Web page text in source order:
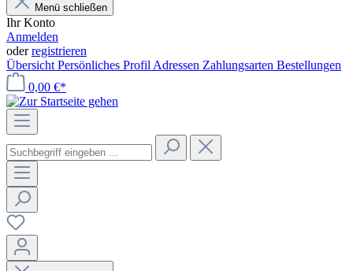
Menü schließen
Ihr Konto
Anmelden
oderregistrieren
Übersicht Persönliches Profil Adressen Zahlungsarten Bestellungen
0,00 €*